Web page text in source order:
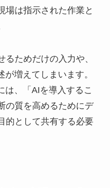
場は指示された作業と
ためだけの入力や、
増えてしまいます。
は、「AIを導入するこ
の質を高めるためにデ
的として共有する必要